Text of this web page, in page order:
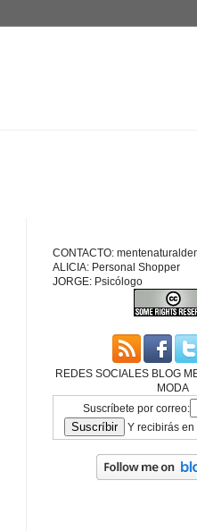
CONTACTO:
ALICIA: Personal Shopper
JORGE: Psicólogo
REDES SOCIALES BLOG
MODA
Suscríbete por correo:
Y recibirás